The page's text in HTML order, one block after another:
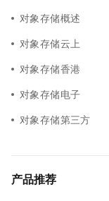
对象存储概述
对象存储云上
对象存储香港
对象存储电子
对象存储第三方
产品推荐